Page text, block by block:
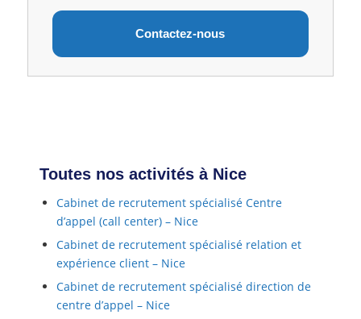
Contactez-nous
Toutes nos activités à Nice
Cabinet de recrutement spécialisé Centre
d’appel (call center) – Nice
Cabinet de recrutement spécialisé relation et
expérience client – Nice
Cabinet de recrutement spécialisé direction de
centre d’appel – Nice